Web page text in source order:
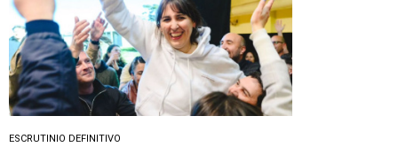
ESCRUTINIO DEFINITIVO